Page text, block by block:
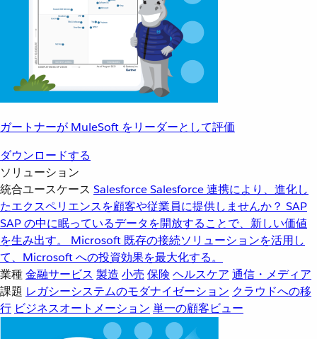
ガートナーが MuleSoft をリーダーとして評価
ダウンロードする
ソリューション
統合ユースケース SalesforceSalesforce 連携により、進化し
たエクスペリエンスを顧客や従業員に提供しませんか？ SAP
SAP の中に眠っているデータを開放することで、新しい価値
を生み出す。
Microsoft 既存の接続ソリューションを活用し
て、Microsoft への投資効果を最大化する。
業種金融サービス 製造 小売 保険 ヘルスケア 通信・メディア
課題 レガシーシステムのモダナイゼーション クラウドへの移
行 ビジネスオートメーション 単一の顧客ビュー